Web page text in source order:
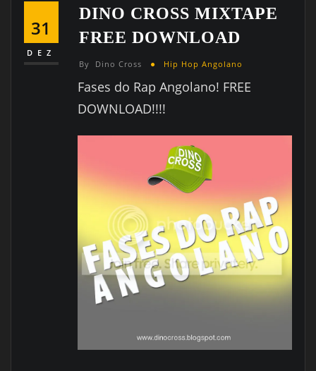
31
DEZ
DINO CROSS MIXTAPE
FREE DOWNLOAD
By Dino Cross Hip Hop Angolano
Fases do Rap Angolano! FREE
DOWNLOAD!!!!